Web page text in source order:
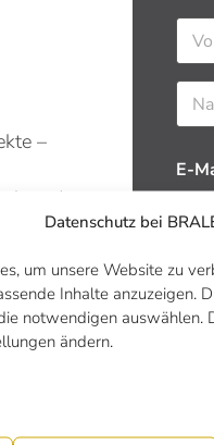
Datenschutz bei
um unsere Website zu
Inhalte anzuzeigen.
notwendigen auswählen.
ändern.
–
und
Dich
E-